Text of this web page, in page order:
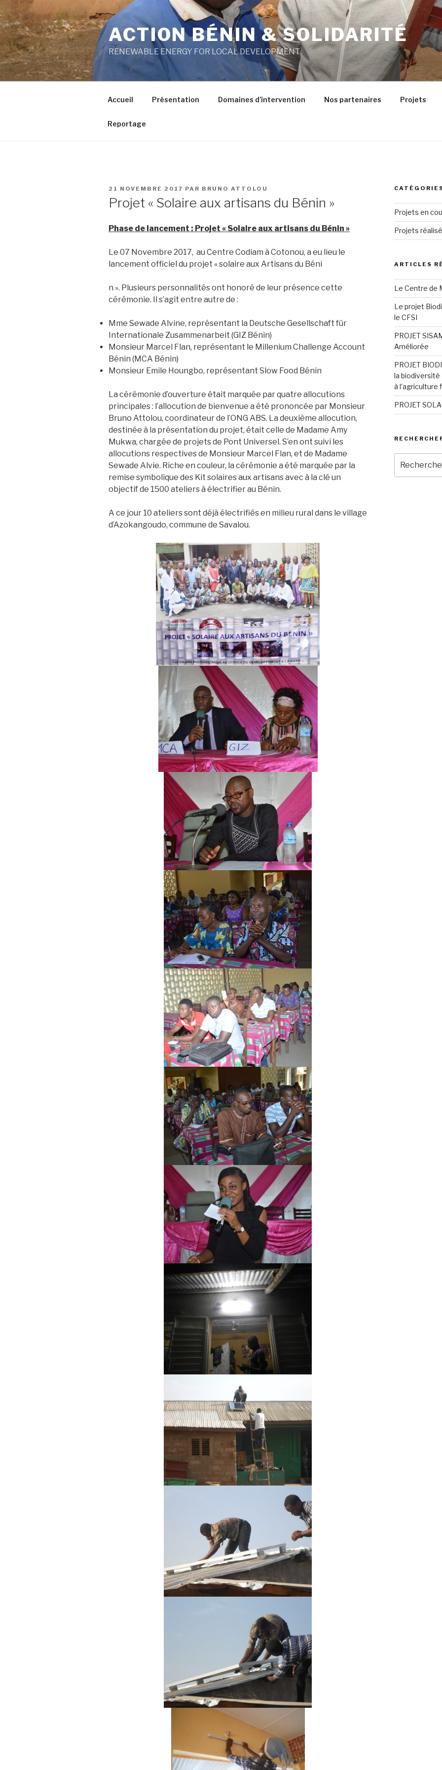
au
contenu
principal
ACTION BÉNIN & SOLIDARITÉ
RENEWABLE ENERGY FOR LOCAL DEVELOPMENT
Accueil Présentation Domaines d’intervention Nos partenaires Projets
Reportage
PUBLIÉ
LE
21 NOVEMBRE 2017 PAR BRUNO ATTOLOU
Projet « Solaire aux artisans du Bénin »
Phase de lancement : Projet « Solaire aux artisans du Bénin »
Le 07 Novembre 2017, au Centre Codiam à Cotonou, a eu lieu le
lancement officiel du projet « solaire aux Artisans du Béni
n ». Plusieurs personnalités ont honoré de leur présence cette
cérémonie. Il s’agit entre autre de :
Mme Sewade Alvine, représentant la Deutsche Gesellschaft für
Internationale Zusammenarbeit (GIZ Bénin)
Monsieur Marcel Flan, représentant le Millenium Challenge Account
Bénin (MCA Bénin)
Monsieur Emile Houngbo, représentant Slow Food Bénin
La cérémonie d’ouverture était marquée par quatre allocutions
principales : l’allocution de bienvenue a été prononcée par Monsieur
Bruno Attolou, coordinateur de l’ONG ABS. La deuxième allocution,
destinée à la présentation du projet, était celle de Madame Amy
Mukwa, chargée de projets de Pont Universel. S’en ont suivi les
allocutions respectives de Monsieur Marcel Flan, et de Madame
Sewade Alvie. Riche en couleur, la cérémonie a été marquée par la
remise symbolique des Kit solaires aux artisans avec à la clé un
objectif de 1500 ateliers à électrifier au Bénin.
A ce jour 10 ateliers sont déjà électrifiés en milieu rural dans le village
d’Azokangoudo, commune de Savalou.
Projets en
Projets
ARTICLES
Le Centre de
Le projet
le CFSI
PROJET
Améliorée
PROJET
la
à l’agriculture
PROJET
pour